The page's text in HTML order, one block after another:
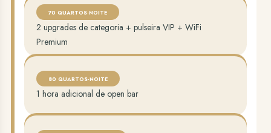
70 QUARTOS-NOITE
2 upgrades de categoria + pulseira VIP + WiFi
Premium
80 QUARTOS-NOITE
1 hora adicional de open bar